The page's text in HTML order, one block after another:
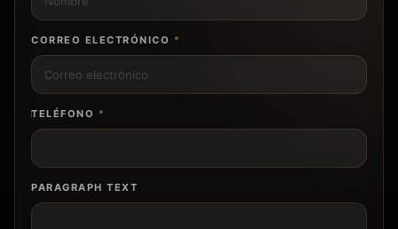
CORREO ELECTRÓNICO *
TELÉFONO *
PARAGRAPH TEXT